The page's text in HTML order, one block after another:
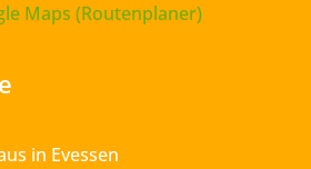
Maps (Routenplaner)
in Evessen